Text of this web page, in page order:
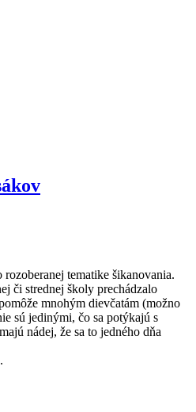
tematike šikanovania.
či strednej školy prechádzalo
mnohým dievčatám (možno
sú jedinými, čo sa potýkajú s
nádej, že sa to jedného dňa